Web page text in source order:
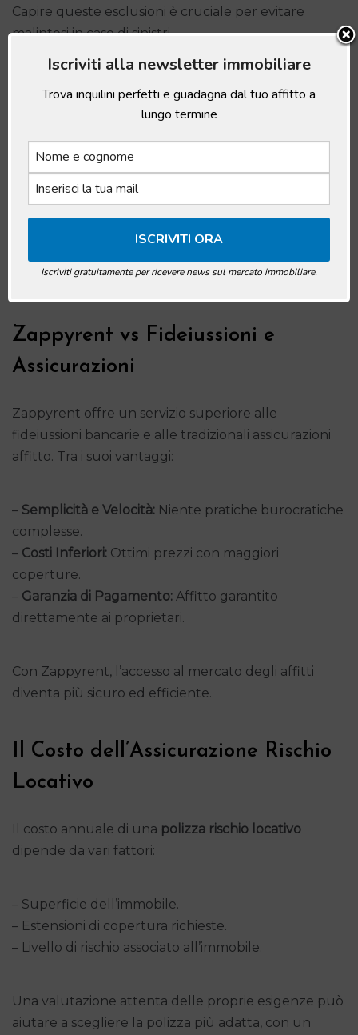
Capire queste esclusioni è cruciale per evitare
malintesi in caso di sinistri.
Come Funziona la Gestione dei
In caso di sinistro, l’assicurazione copre i costi
attraverso la compagnia. Una franchigia potrebbe
serenità agli inquilini. È fondamentale comunicare
le procedure.
Zappyrent vs Fideiussioni e
Assicurazioni
Zappyrent offre un servizio superiore alle
fideiussioni bancarie e alle tradizionali assicurazioni
affitto. Tra i suoi vantaggi:
– Semplicità e Velocità: Niente pratiche burocratiche
complesse.
– Costi Inferiori: Ottimi prezzi con maggiori
coperture.
– Garanzia di Pagamento: Affitto garantito
direttamente ai proprietari.
Con Zappyrent, l’accesso al mercato degli affitti
diventa più sicuro ed efficiente.
Il Costo dell’Assicurazione Rischio
Locativo
Il costo annuale di una polizza rischio locativo
dipende da vari fattori:
– Superficie dell’immobile.
– Estensioni di copertura richieste.
– Livello di rischio associato all’immobile.
Una valutazione attenta delle proprie esigenze può
aiutare a scegliere la polizza più adatta, con un
Iscriviti alla newsletter immobiliare
Trova inquilini perfetti e guadagna dal tuo affitto a
lungo termine
Iscriviti gratuitamente per ricevere news sul mercato immobiliare.